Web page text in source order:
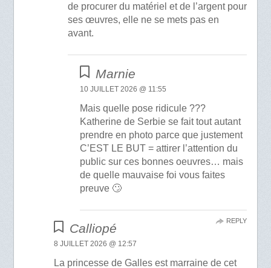
de procurer du matériel et de l’argent pour
ses œuvres, elle ne se mets pas en
avant.
Marnie
10 JUILLET 2026 @ 11:55
Mais quelle pose ridicule ???
Katherine de Serbie se fait tout autant
prendre en photo parce que justement
C’EST LE BUT = attirer l’attention du
public sur ces bonnes oeuvres… mais
de quelle mauvaise foi vous faites
preuve 🙄
Calliopé
8 JUILLET 2026 @ 12:57
La princesse de Galles est marraine de cet
REPLY